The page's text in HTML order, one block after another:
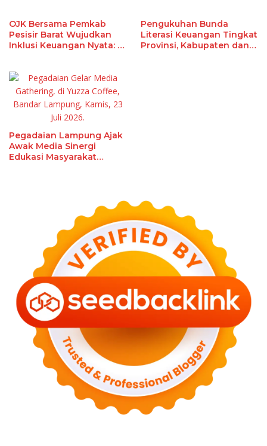
OJK Bersama Pemkab
Pesisir Barat Wujudkan
Inklusi Keuangan Nyata: 15
Asuransi Jiwa
Pengukuhan Bunda
Literasi Keuangan Tingkat
Provinsi, Kabupaten dan
Pegadaian Lampung Ajak
Awak Media Sinergi
Edukasi Masyarakat